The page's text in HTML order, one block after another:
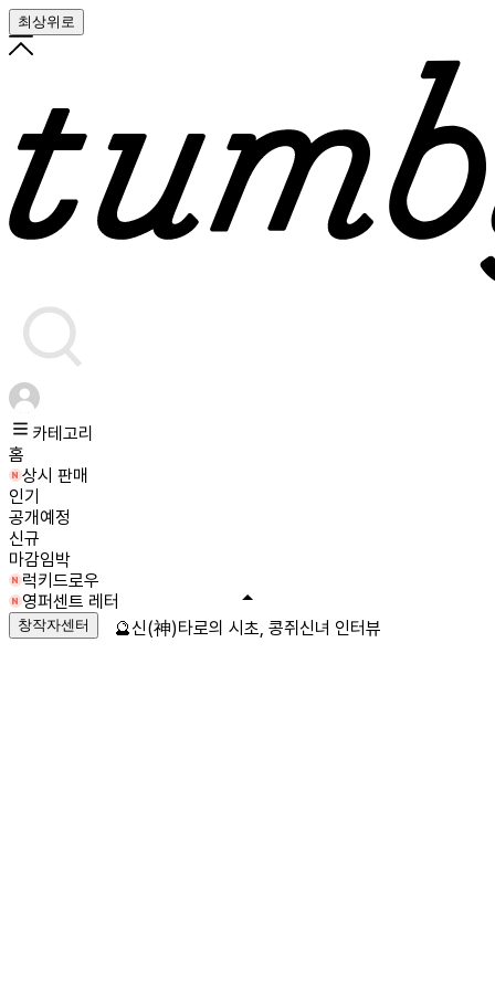
최상위로
카테고리
홈
상시 판매
인기
공개예정
신규
마감임박
럭키드로우
영퍼센트 레터
창작자센터 🔮신(神)타로의 시초, 콩쥐신녀 인터뷰